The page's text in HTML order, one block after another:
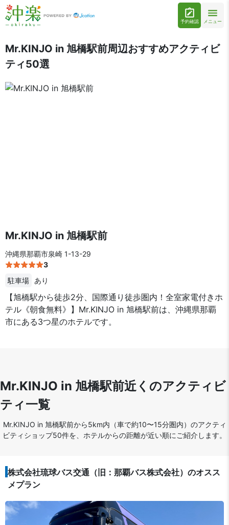
予約確認 メニュー
Mr.KINJO in 旭橋駅前周辺おすすめアクティビ
ティ50選
Mr.KINJO in 旭橋駅前
沖縄県那覇市泉崎 1-13-29
3
駐車場
あり
【旭橋駅から徒歩2分、国際通り徒歩圏内！全室家電付きホ
テル《朝食無料》】Mr.KINJO in 旭橋駅前は、沖縄県那覇
市にある3つ星のホテルです。
Mr.KINJO in 旭橋駅前近くのアクティビ
ティ一覧
Mr.KINJO in 旭橋駅前から5km内（車で約10〜15分圏内）のアクティ
ビティショップ50件を、ホテルからの距離が近い順にご紹介します。
株式会社琉球バス交通（旧：那覇バス株式会社）のオスス
メプラン